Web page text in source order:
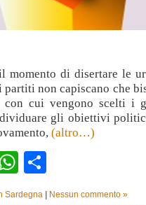
momento di disertare le
non capiscano che
con cui vengono scelti i
gli obiettivi
(altro…)
WhatsApp
Sardegna Nessun commento »